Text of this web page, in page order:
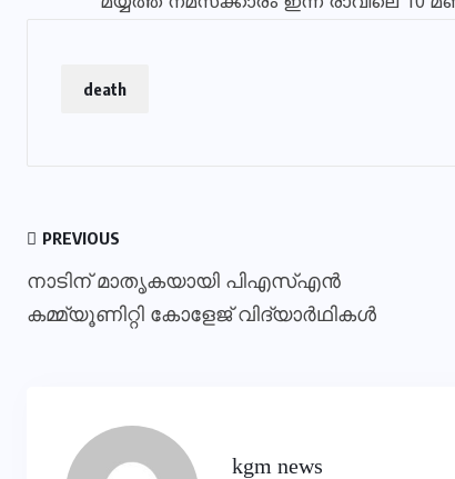
death
PREVIOUS
നാടിന് മാതൃകയായി പിഎസ്എന്‍
കമ്മ്യൂണിറ്റി കോളേജ് വിദ്യാര്‍ഥികള്‍
kgm news